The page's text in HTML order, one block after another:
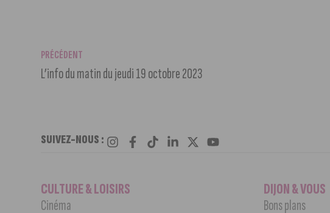
PRÉCÉDENT
L’info du matin du jeudi 19 octobre 2023
SUIVEZ-NOUS :
CULTURE & LOISIRS
Cinéma
DIJON & VOUS
Bons plans